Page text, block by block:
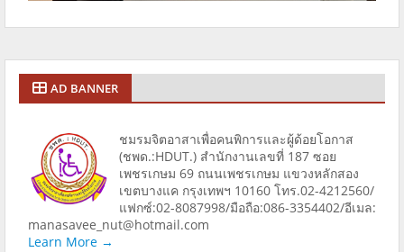
AD BANNER
ชมรมจิตอาสาเพื่อคนพิการและผู้ด้อยโอกาส
(ชพด.:HDUT.) สำนักงานเลขที่ 187 ซอย
เพชรเกษม 69 ถนนเพชรเกษม แขวงหลักสอง
เขตบางแค กรุงเทพฯ 10160 โทร.02-4212560/
แฟกซ์:02-8087998/มือถือ:086-3354402/อีเมล:
manasavee_nut@hotmail.com
Learn More →